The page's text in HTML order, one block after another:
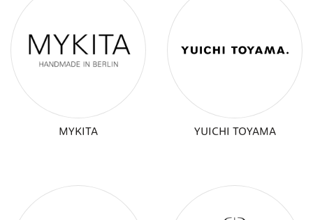
MYKITA YUICHI TOYAMA